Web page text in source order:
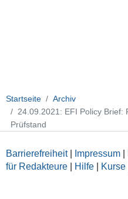
Startseite
Archiv
24.09.2021: EFI Policy Brief:
Prüfstand
Barrierefreiheit| Impressum
für Redakteure
Hilfe Kurse